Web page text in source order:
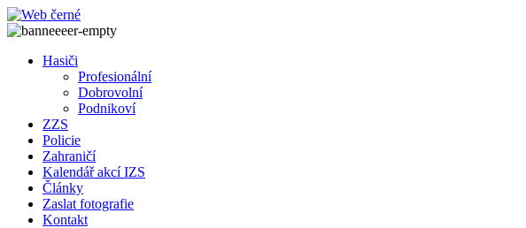
Přejít
k
Hasiči
Profesionální
Dobrovolní
Podnikoví
ZZS
Policie
Zahraničí
Kalendář akcí IZS
Články
Zaslat fotografie
Kontakt